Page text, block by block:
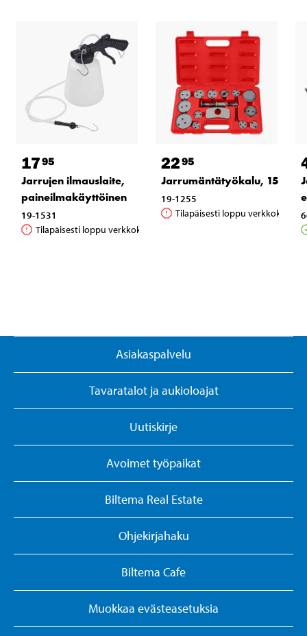
1795
Jarrujen ilmauslaite,
paineilmakäyttöinen
19-1531
Tilapäisesti loppu verkkokaupasta
2295
Jarrumäntätyökalu, 15 osaa
19-1255
Tilapäisesti loppu
Asiakaspalvelu
Tavaratalot ja aukioloajat
Uutiskirje
Avoimet työpaikat
Biltema Real Estate
Ohjekirjahaku
Biltema Cafe
Muokkaa evästeasetuksia